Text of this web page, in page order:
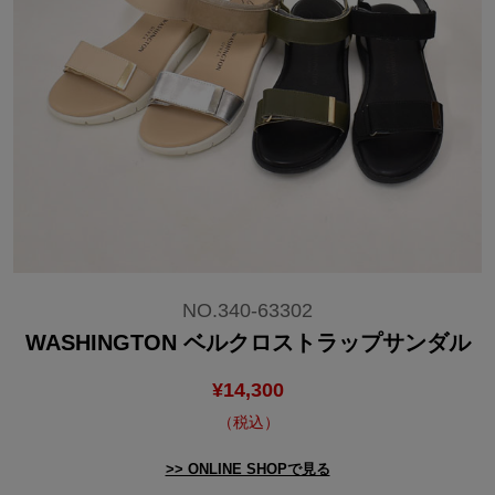
NO.340-63302
WASHINGTON ベルクロストラップサンダル
¥14,300
（税込）
>> ONLINE SHOPで見る